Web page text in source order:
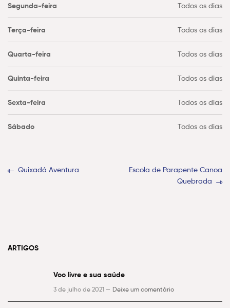
Segunda-feira Todos os dias
Terça-feira Todos os dias
Quarta-feira Todos os dias
Quinta-feira Todos os dias
Sexta-feira Todos os dias
Sábado Todos os dias
Quixadá Aventura
Escola de Parapente Canoa
Quebrada
ARTIGOS
Voo livre e sua saúde
3 de julho de 2021 — Deixe um comentário